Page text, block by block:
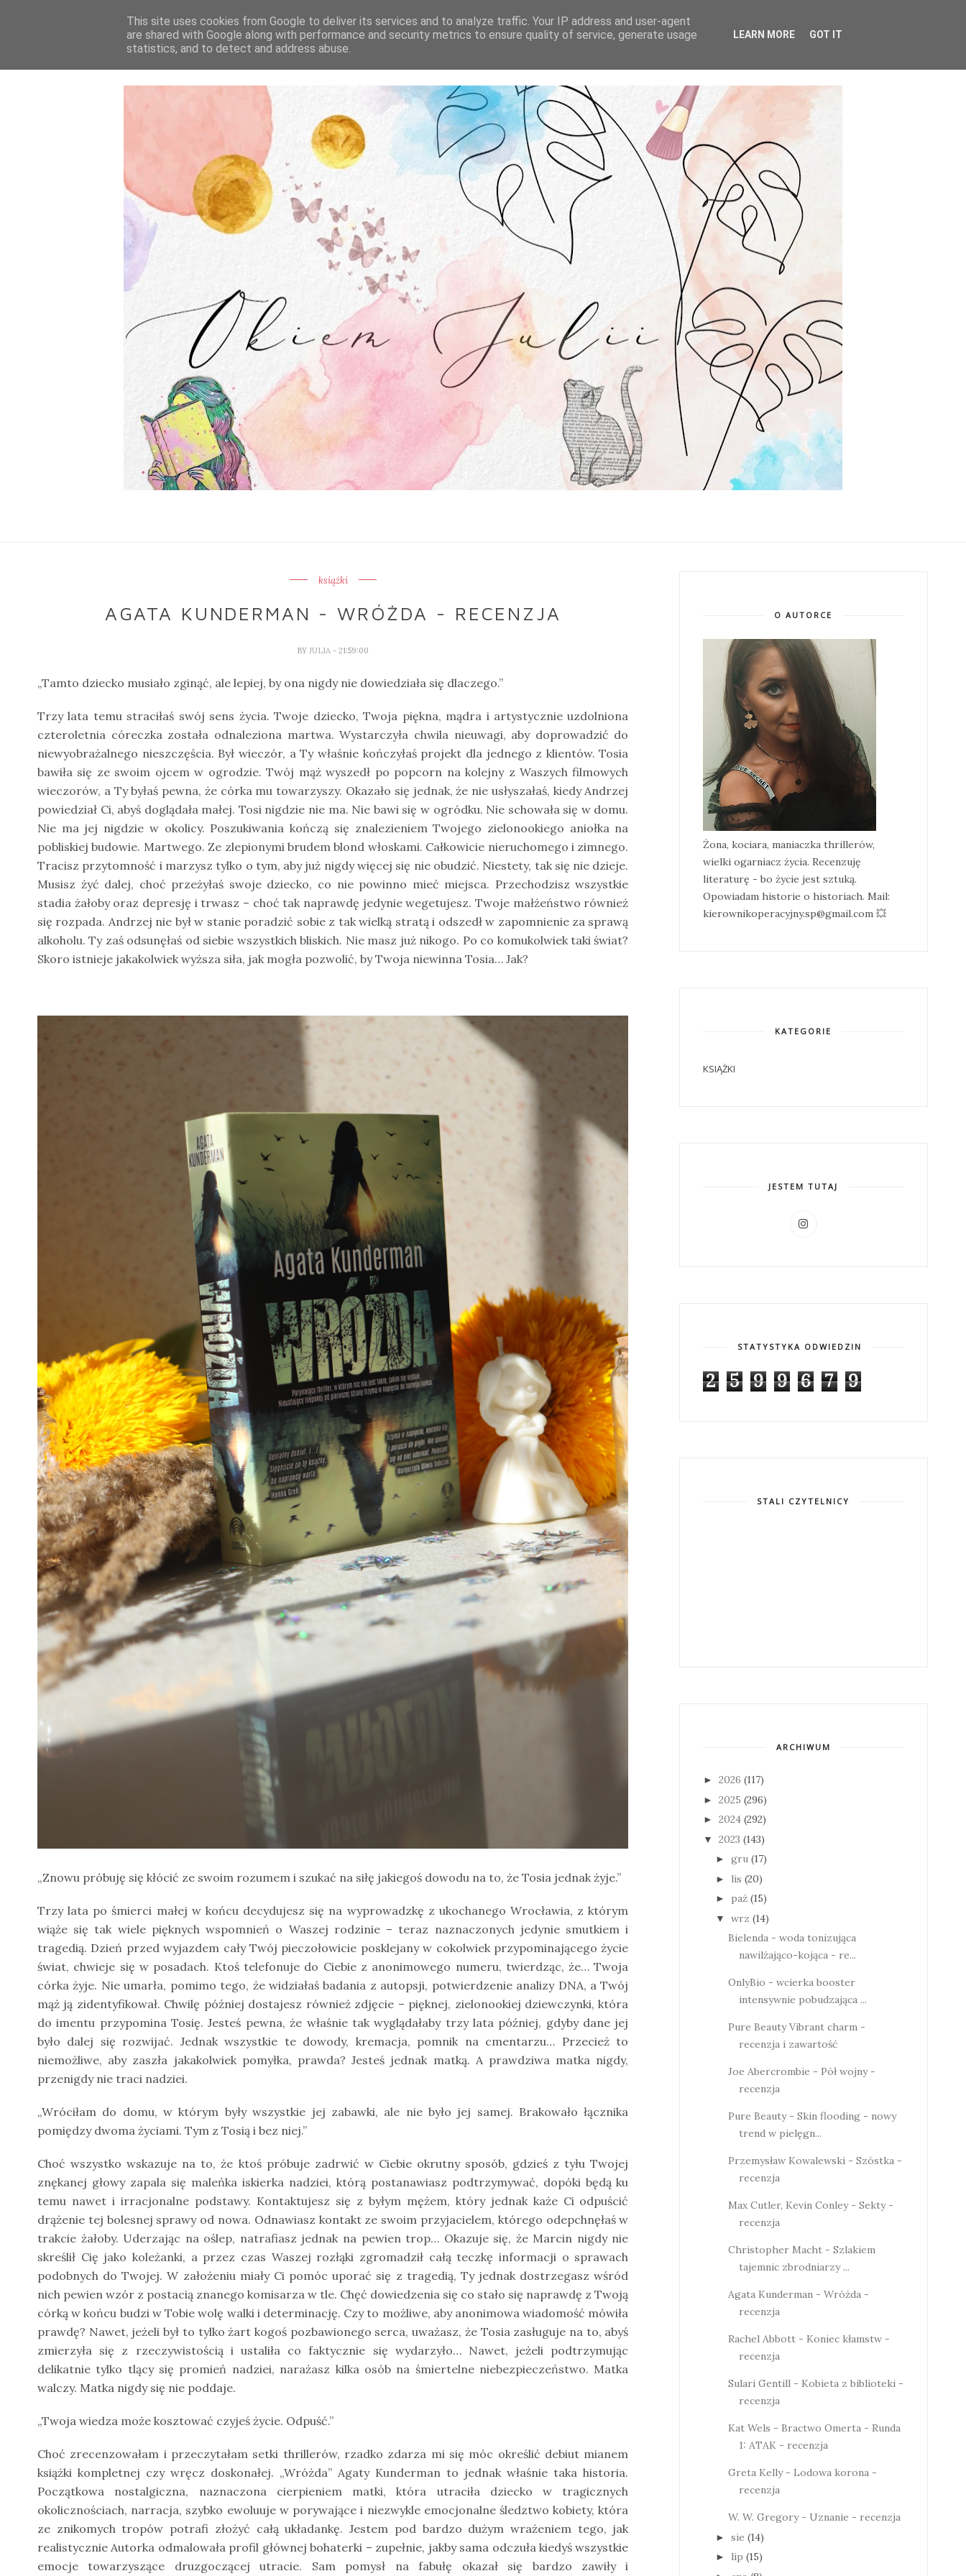
STRONA GŁÓWNA O MNIE WSPÓŁPRACA
książki
AGATA KUNDERMAN - WRÓŻDA - RECENZJA
BYJULIA - 21:59:00
„Tamto dziecko musiało zginąć, ale lepiej, by ona nigdy nie dowiedziała się dlaczego.”
Trzy lata temu straciłaś swój sens życia. Twoje dziecko, Twoja piękna, mądra i artystycznie uzdolniona
czteroletnia córeczka została odnaleziona martwa. Wystarczyła chwila nieuwagi, aby doprowadzić do
niewyobrażalnego nieszczęścia. Był wieczór, a Ty właśnie kończyłaś projekt dla jednego z klientów. Tosia
bawiła się ze swoim ojcem w ogrodzie. Twój mąż wyszedł po popcorn na kolejny z Waszych filmowych
wieczorów, a Ty byłaś pewna, że córka mu towarzyszy. Okazało się jednak, że nie usłyszałaś, kiedy Andrzej
powiedział Ci, abyś doglądała małej. Tosi nigdzie nie ma. Nie bawi się w ogródku. Nie schowała się w domu.
Nie ma jej nigdzie w okolicy. Poszukiwania kończą się znalezieniem Twojego zielonookiego aniołka na
pobliskiej budowie. Martwego. Ze zlepionymi brudem blond włoskami. Całkowicie nieruchomego i zimnego.
Tracisz przytomność i marzysz tylko o tym, aby już nigdy więcej się nie obudzić. Niestety, tak się nie dzieje.
Musisz żyć dalej, choć przeżyłaś swoje dziecko, co nie powinno mieć miejsca. Przechodzisz wszystkie
stadia żałoby oraz depresję i trwasz – choć tak naprawdę jedynie wegetujesz. Twoje małżeństwo również
się rozpada. Andrzej nie był w stanie poradzić sobie z tak wielką stratą i odszedł w zapomnienie za sprawą
alkoholu. Ty zaś odsunęłaś od siebie wszystkich bliskich. Nie masz już nikogo. Po co komukolwiek taki świat?
Skoro istnieje jakakolwiek wyższa siła, jak mogła pozwolić, by Twoja niewinna Tosia… Jak?
„Znowu próbuję się kłócić ze swoim rozumem i szukać na siłę jakiegoś dowodu na to, że Tosia jednak żyje.”
Trzy lata po śmierci małej w końcu decydujesz się na wyprowadzkę z ukochanego Wrocławia, z którym
wiąże się tak wiele pięknych wspomnień o Waszej rodzinie – teraz naznaczonych jedynie smutkiem i
tragedią. Dzień przed wyjazdem cały Twój pieczołowicie posklejany w cokolwiek przypominającego życie
świat, chwieje się w posadach. Ktoś telefonuje do Ciebie z anonimowego numeru, twierdząc, że… Twoja
córka żyje. Nie umarła, pomimo tego, że widziałaś badania z autopsji, potwierdzenie analizy DNA, a Twój
mąż ją zidentyfikował. Chwilę później dostajesz również zdjęcie – pięknej, zielonookiej dziewczynki, która
do imentu przypomina Tosię. Jesteś pewna, że właśnie tak wyglądałaby trzy lata później, gdyby dane jej
było dalej się rozwijać. Jednak wszystkie te dowody, kremacja, pomnik na cmentarzu… Przecież to
niemożliwe, aby zaszła jakakolwiek pomyłka, prawda? Jesteś jednak matką. A prawdziwa matka nigdy,
przenigdy nie traci nadziei.
„Wróciłam do domu, w którym były wszystkie jej zabawki, ale nie było jej samej. Brakowało łącznika
pomiędzy dwoma życiami. Tym z Tosią i bez niej.”
Choć wszystko wskazuje na to, że ktoś próbuje zadrwić w Ciebie okrutny sposób, gdzieś z tyłu Twojej
znękanej głowy zapala się maleńka iskierka nadziei, którą postanawiasz podtrzymywać, dopóki będą ku
temu nawet i irracjonalne podstawy. Kontaktujesz się z byłym mężem, który jednak każe Ci odpuścić
drążenie tej bolesnej sprawy od nowa. Odnawiasz kontakt ze swoim przyjacielem, którego odepchnęłaś w
trakcie żałoby. Uderzając na oślep, natrafiasz jednak na pewien trop… Okazuje się, że Marcin nigdy nie
skreślił Cię jako koleżanki, a przez czas Waszej rozłąki zgromadził całą teczkę informacji o sprawach
podobnych do Twojej. W założeniu miały Ci pomóc uporać się z tragedią, Ty jednak dostrzegasz wśród
nich pewien wzór z postacią znanego komisarza w tle. Chęć dowiedzenia się co stało się naprawdę z Twoją
córką w końcu budzi w Tobie wolę walki i determinację. Czy to możliwe, aby anonimowa wiadomość mówiła
prawdę? Nawet, jeżeli był to tylko żart kogoś pozbawionego serca, uważasz, że Tosia zasługuje na to, abyś
zmierzyła się z rzeczywistością i ustaliła co faktycznie się wydarzyło… Nawet, jeżeli podtrzymując
delikatnie tylko tlący się promień nadziei, narażasz kilka osób na śmiertelne niebezpieczeństwo. Matka
walczy. Matka nigdy się nie poddaje.
„Twoja wiedza może kosztować czyjeś życie. Odpuść.”
Choć zrecenzowałam i przeczytałam setki thrillerów, rzadko zdarza mi się móc określić debiut mianem
książki kompletnej czy wręcz doskonałej. „Wróżda” Agaty Kunderman to jednak właśnie taka historia.
Początkowa nostalgiczna, naznaczona cierpieniem matki, która utraciła dziecko w tragicznych
okolicznościach, narracja, szybko ewoluuje w porywające i niezwykle emocjonalne śledztwo kobiety, która
ze znikomych tropów potrafi złożyć całą układankę. Jestem pod bardzo dużym wrażeniem tego, jak
realistycznie Autorka odmalowała profil głównej bohaterki – zupełnie, jakby sama odczuła kiedyś wszystkie
emocje towarzyszące druzgoczącej utracie. Sam pomysł na fabułę okazał się bardzo zawiły i
O AUTORCE
Żona, kociara, maniaczka thrillerów,
wielki ogarniacz życia. Recenzuję
literaturę - bo życie jest sztuką.
Opowiadam historie o historiach. Mail:
kierownikoperacyjny.sp@gmail.com 💥
KATEGORIE
KSIĄŻKI
JESTEM TUTAJ
STATYSTYKA ODWIEDZIN
2 5 9 9 6 7 9
STALI CZYTELNICY
ARCHIWUM
► 2026 (117)
► 2025 (296)
► 2024 (292)
▼ 2023 (143)
► gru (17)
► lis (20)
► paź (15)
▼ wrz (14)
Bielenda - woda tonizująca
nawilżająco-kojąca - re...
OnlyBio - wcierka booster
intensywnie pobudzająca ...
Pure Beauty Vibrant charm -
recenzja i zawartość
Joe Abercrombie - Pół wojny -
recenzja
Pure Beauty - Skin flooding - nowy
trend w pielęgn...
Przemysław Kowalewski - Szóstka -
recenzja
Max Cutler, Kevin Conley - Sekty -
recenzja
Christopher Macht - Szlakiem
tajemnic zbrodniarzy ...
Agata Kunderman - Wróżda -
recenzja
Rachel Abbott - Koniec kłamstw -
recenzja
Sulari Gentill - Kobieta z biblioteki -
recenzja
Kat Wels - Bractwo Omerta - Runda
1: ATAK - recenzja
Greta Kelly - Lodowa korona -
recenzja
W. W. Gregory - Uznanie - recenzja
► sie (14)
► lip (15)
This site uses cookies from Google to deliver its services and to analyze traffic. Your IP address and user-agent
are shared with Google along with performance and security metrics to ensure quality of service, generate usage
statistics, and to detect and address abuse.
LEARN MORE GOT IT